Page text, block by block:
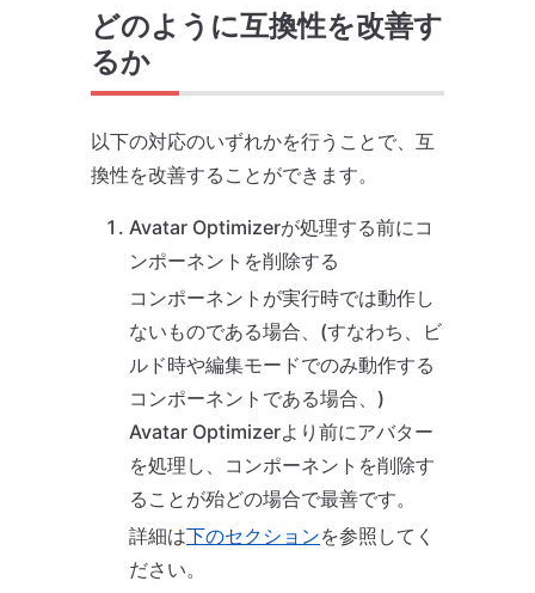
どのように互換性を改善す
るか
以下の対応のいずれかを行うことで、互
換性を改善することができます。
Avatar Optimizerが処理する前にコ
ンポーネントを削除する
コンポーネントが実行時では動作し
ないものである場合、(すなわち、ビ
ルド時や編集モードでのみ動作する
コンポーネントである場合、)
Avatar Optimizerより前にアバター
を処理し、コンポーネントを削除す
ることが殆どの場合で最善です。
詳細は下のセクションを参照してく
ださい。